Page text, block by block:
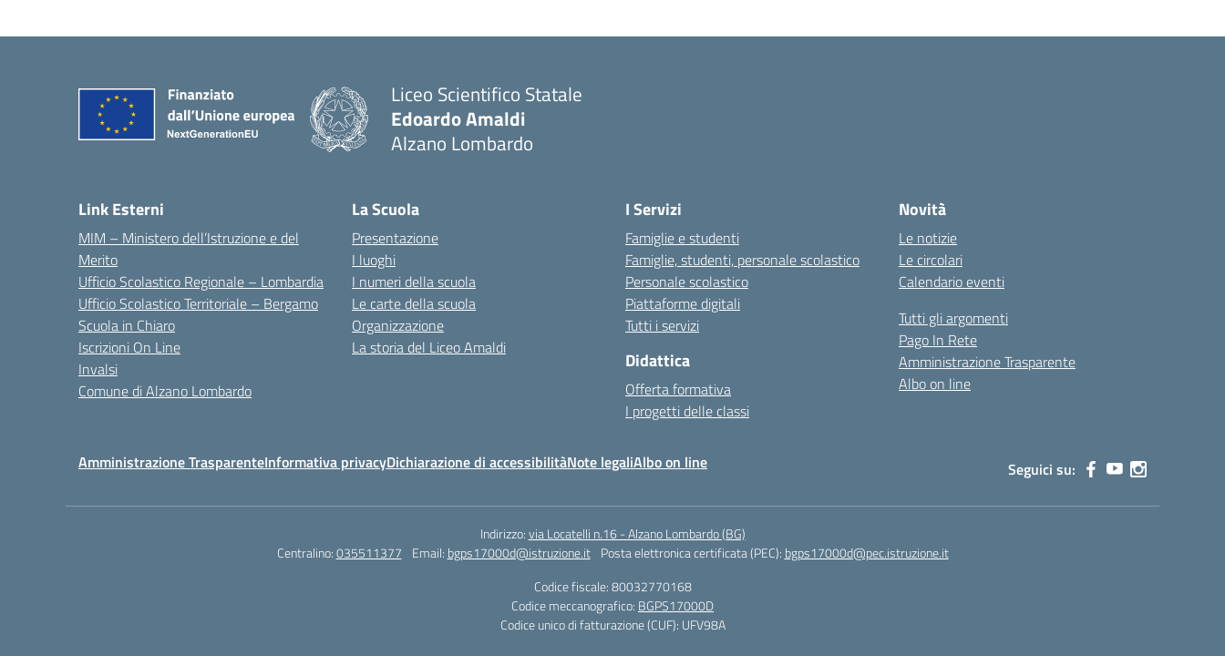
Liceo Scientifico Statale
Edoardo Amaldi
Alzano Lombardo
Link Esterni
MIM – Ministero dell’Istruzione e del
Merito
Ufficio Scolastico Regionale – Lombardia
Ufficio Scolastico Territoriale – Bergamo
Scuola in Chiaro
Iscrizioni On Line
Invalsi
Comune di Alzano Lombardo
La Scuola
Presentazione
I luoghi
I numeri della scuola
Le carte della scuola
Organizzazione
La storia del Liceo Amaldi
I Servizi
Famiglie e studenti
Famiglie, studenti, personale scolastico
Personale scolastico
Piattaforme digitali
Tutti i servizi
Didattica
Offerta formativa
I progetti delle classi
Novità
Le notizie
Le circolari
Calendario eventi
Tutti gli argomenti
Pago In Rete
Amministrazione Trasparente
Albo on line
Amministrazione TrasparenteInformativa privacyDichiarazione di accessibilitàNote legaliAlbo on line Seguici su:
Indirizzo:via Locatelli n.16 - Alzano Lombardo (BG)
Centralino:035511377 Email: bgps17000d@istruzione.it Posta elettronica certificata (PEC): bgps17000d@pec.istruzione.it
Codice fiscale: 80032770168
Codice meccanografico: BGPS17000D
Codice unico di fatturazione (CUF): UFV98A